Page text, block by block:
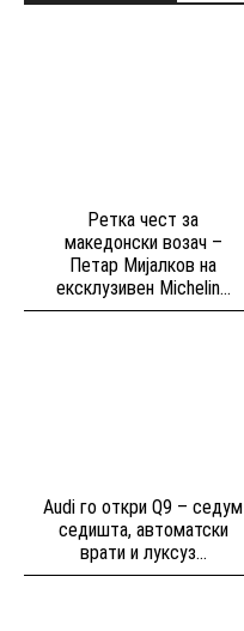
Ретка чест за
македонски возач –
Петар Мијалков на
ексклузивен Michelin...
Audi го откри Q9 – седум
седишта, автоматски
врати и луксуз...